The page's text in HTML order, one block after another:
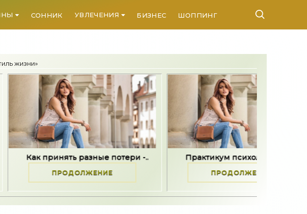
СОННИК УВЛЕЧЕНИЯ БИЗНЕС ШОППИНГ
жизни»
разные потери -.. Практикум психологической..